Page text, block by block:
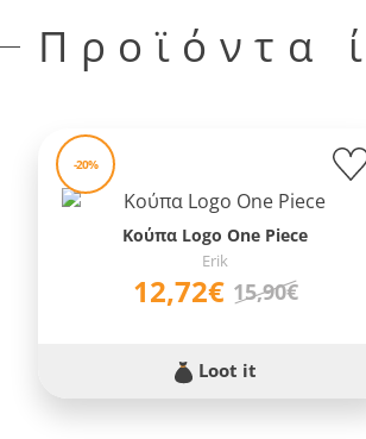
Προϊόντα
-20%
Κούπα Logo One Piece
Erik
12,72€ 15,90€
Loot it